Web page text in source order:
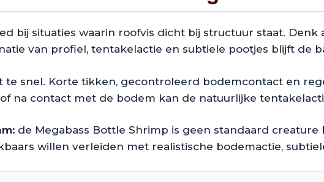
bij situaties waarin roofvis dicht bij structuur staat.
van profiel, tentakelactie en subtiele pootjes blijft de
te snel. Korte tikken, gecontroleerd bodemcontact en
na contact met de bodem kan de natuurlijke
de Megabass Bottle Shrimp is geen standaard
willen verleiden met realistische bodemactie,